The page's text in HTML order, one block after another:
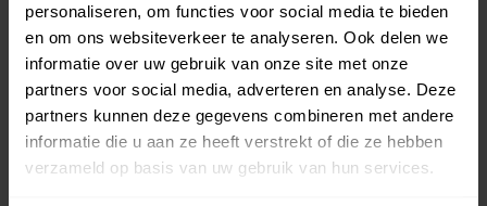
personaliseren, om functies voor social media te bieden
en om ons websiteverkeer te analyseren. Ook delen we
informatie over uw gebruik van onze site met onze
partners voor social media, adverteren en analyse. Deze
partners kunnen deze gegevens combineren met andere
informatie die u aan ze heeft verstrekt of die ze hebben
verzameld op basis van uw gebruik van hun services.
De muismat is exclusief beschikbaar voor relaties van
AKB en hun werknemers, zolang de voorraad strekt.
Ja, stuur mij de muismat